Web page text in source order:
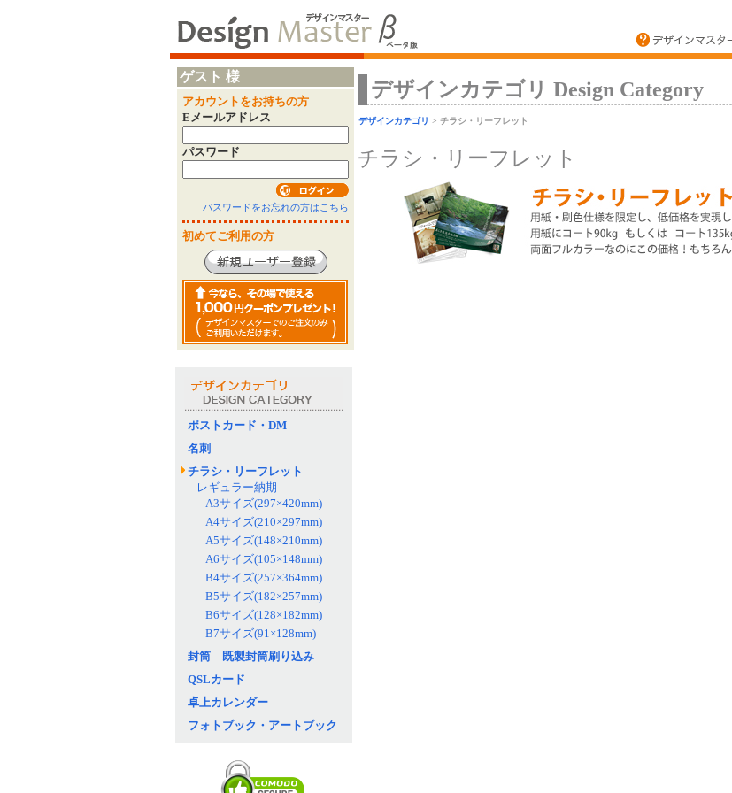
ゲスト 様
アカウントをお持ちの方
Eメールアドレス
パスワード
パスワードをお忘れの方はこちら
初めてご利用の方
ポストカード・DM
名刺
チラシ・リーフレット
レギュラー納期
A3サイズ(297×420mm)
A4サイズ(210×297mm)
A5サイズ(148×210mm)
A6サイズ(105×148mm)
B4サイズ(257×364mm)
B5サイズ(182×257mm)
B6サイズ(128×182mm)
B7サイズ(91×128mm)
封筒 既製封筒刷り込み
QSLカード
卓上カレンダー
フォトブック・アートブック
デザインカテゴリ Design Category
デザインカテゴリ > チラシ・リーフレット
チラシ・リーフレット